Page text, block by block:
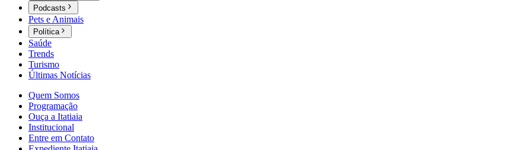
Podcasts
Pets e Animais
Política
Saúde
Trends
Turismo
Últimas Notícias
Quem Somos
Programação
Ouça a Itatiaia
Institucional
Entre em Contato